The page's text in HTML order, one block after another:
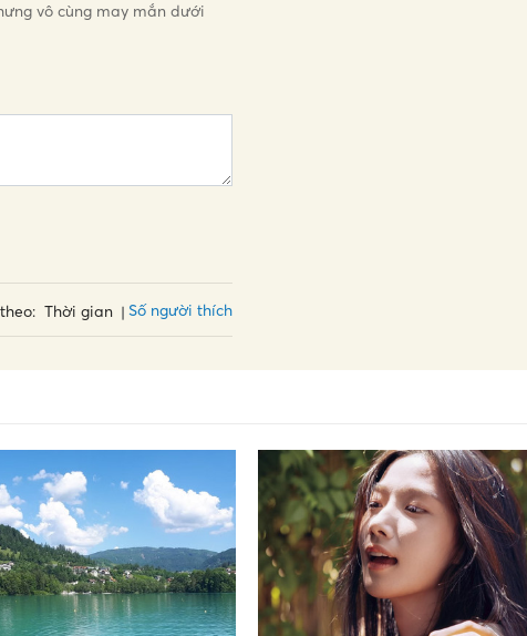
vô cùng may mắn dưới
Thời gian Số người thích